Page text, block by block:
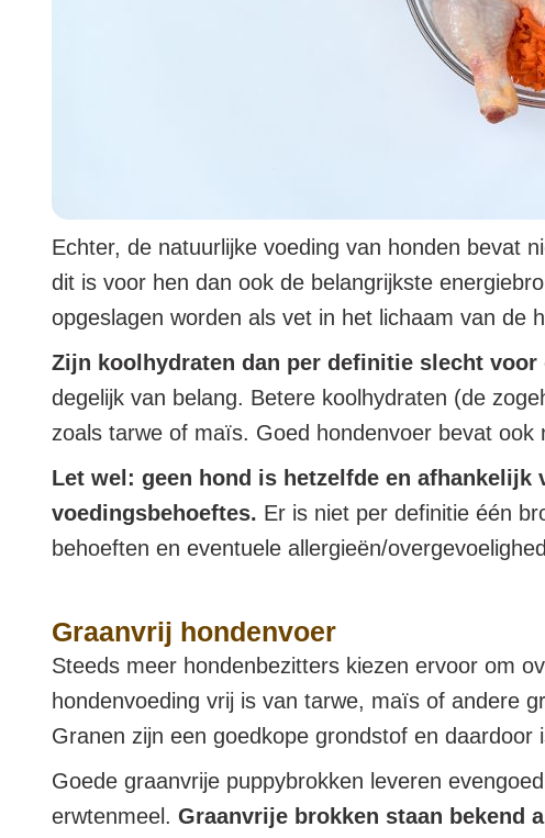
Echter, de natuurlijke voeding van honden bevat
dit is voor hen dan ook de belangrijkste
opgeslagen worden als vet in het lichaam van de
Zijn koolhydraten dan per definitie slecht voor
degelijk van belang. Betere koolhydraten (de
zoals tarwe of maïs. Goed hondenvoer bevat
Let wel: geen hond is hetzelfde en
voedingsbehoeftes. Er is niet per definitie één
behoeften en eventuele allergieën/
Graanvrij hondenvoer
Steeds meer hondenbezitters kiezen ervoor om
hondenvoeding vrij is van tarwe, maïs of andere
Granen zijn een goedkope grondstof en
Goede graanvrije puppybrokken leveren
erwtenmeel. Graanvrije brokken staan bekend